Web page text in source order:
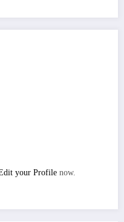
your Profile now.